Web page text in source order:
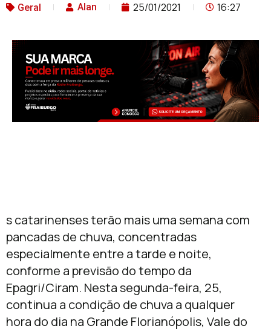
Geral Alan 25/01/2021 16:27
s catarinenses terão mais uma semana com
pancadas de chuva, concentradas
especialmente entre a tarde e noite,
conforme a previsão do tempo da
Epagri/Ciram. Nesta segunda-feira, 25,
continua a condição de chuva a qualquer
hora do dia na Grande Florianópolis, Vale do